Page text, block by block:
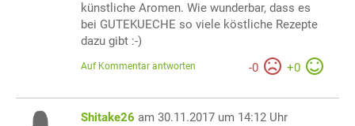
künstliche Aromen. Wie wunderbar, dass es
bei GUTEKUECHE so viele köstliche Rezepte
dazu gibt :-)
-0 +0
Auf Kommentar antworten
Shitake26 am 30.11.2017 um 14:12 Uhr